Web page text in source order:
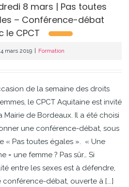
8 mars | Pas toutes
– Conférence-débat
le CPCT
mars 2019 Formation
de la semaine des droits
le CPCT Aquitaine est invité
Mairie de Bordeaux. Il a été choisi
une conférence-débat, sous
« Pas toutes égales ». « Une
= une femme ? Pas sûr… Si
entre les sexes est à défendre,
conférence-débat, ouverte à [...]